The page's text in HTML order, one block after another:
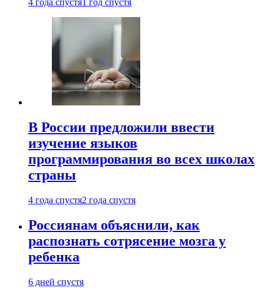
4 года спустя 1 год спустя
В России предложили ввести
изучение языков
программирования во всех школах
страны
4 года спустя2 года спустя
Россиянам объяснили, как
распознать сотрясение мозга у
ребенка
6 дней спустя